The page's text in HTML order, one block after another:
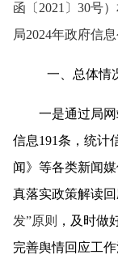
函〔 2021〕30号
局2024年政府信息
一、总体情
一是通过局
信息191条，统计
闻》等各类新闻
真落实政策解读
发”原则
，及时做
完善舆情回应工